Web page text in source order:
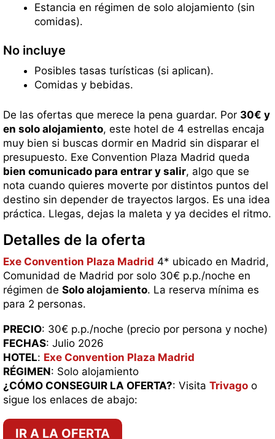
Estancia en régimen de solo alojamiento (sin
comidas).
No incluye
Posibles tasas turísticas (si aplican).
Comidas y bebidas.
De las ofertas que merece la pena guardar. Por 30€ y
en solo alojamiento, este hotel de 4 estrellas encaja
muy bien si buscas dormir en Madrid sin disparar el
presupuesto. Exe Convention Plaza Madrid queda
bien comunicado para entrar y salir, algo que se
nota cuando quieres moverte por distintos puntos del
destino sin depender de trayectos largos. Es una idea
práctica. Llegas, dejas la maleta y ya decides el ritmo.
Detalles de la oferta
Exe Convention Plaza Madrid 4* ubicado en Madrid,
Comunidad de Madrid por solo 30€ p.p./noche en
régimen de Solo alojamiento. La reserva mínima es
para 2 personas.
PRECIO: 30€ p.p./noche (precio por persona y noche)
FECHAS: Julio 2026
HOTEL: Exe Convention Plaza Madrid
RÉGIMEN: Solo alojamiento
¿CÓMO CONSEGUIR LA OFERTA?: Visita Trivago o
sigue los enlaces de abajo:
IR A LA OFERTA